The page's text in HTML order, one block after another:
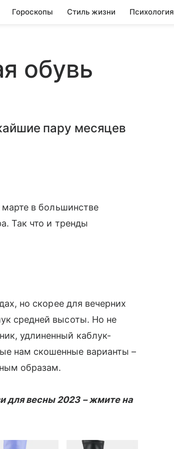
Гороскопы Стиль жизни Психология
обувь
пару месяцев
в большинстве
Так что и тренды
но скорее для вечерних
средней высоты. Но не
удлиненный каблук-
нам скошенные варианты –
образам.
для весны 2023 – жмите на